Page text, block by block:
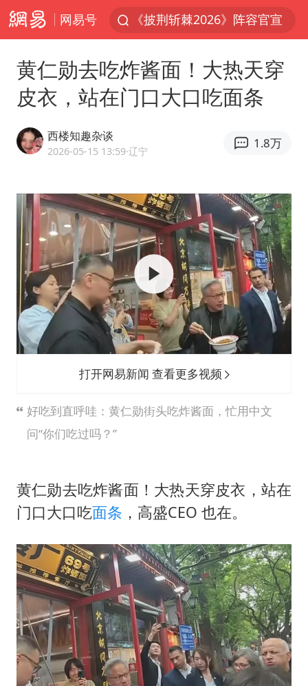
网易号
《披荆斩棘2026》阵容官宣
哈马斯称坚持加沙停火协议路线图
刘嘉玲晒与周星驰合照
香港刷新1884年以来最高气温纪录
上门女婿出轨女邻居多年被判重婚罪
上海全力守护市民“菜篮子”
央视新主播李秋莹母校发文祝贺
国足U17与阿森纳决赛取消 并列冠军
BLG经理辟谣Bin离队
黄仁勋去吃炸酱面！大热天穿
皮衣，站在门口大口吃面条
西楼知趣杂谈
2026-05-15 13:59·辽宁
1.8万
打开网易新闻 查看更多视频
好吃到直呼哇：黄仁勋街头吃炸酱面，忙用中文
问“你们吃过吗？”
黄仁勋去吃炸酱面 ！大热天穿皮衣，站在
门口大口吃面条 ，高盛CEO 也在。